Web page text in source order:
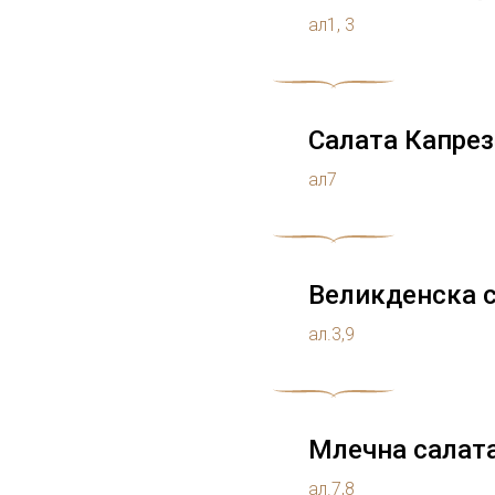
ал1, 3
Салата
ал7
Великденска
ал.3,9
Млечна
ал.7,8